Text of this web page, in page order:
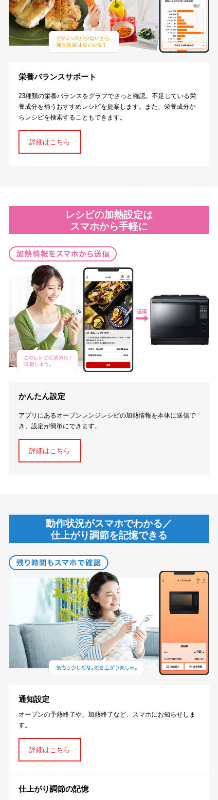
栄養バランスサポート
23種類の栄養バランスをグラフでさっと確認。不足している栄
養成分を補うおすすめレシピを提案します。また、栄養成分か
らレシピを検索することもできます。
詳細はこちら
レシピの加熱設定は
スマホから手軽に
かんたん設定
アプリにあるオーブンレンジレシピの加熱情報を本体に送信で
き、設定が簡単にできます。
詳細はこちら
動作状況がスマホでわかる／
仕上がり調節を記憶できる
通知設定
オーブンの予熱終了や、加熱終了など、スマホにお知らせしま
す。
詳細はこちら
仕上がり調節の記憶